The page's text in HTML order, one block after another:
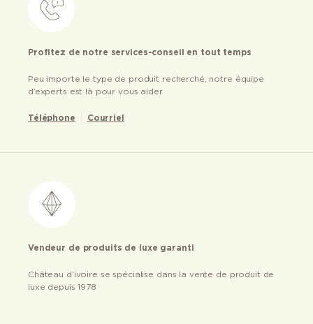
Profitez de notre services-conseil en tout temps
Peu importe le type de produit recherché, notre équipe
d’experts est là pour vous aider
Téléphone Courriel
Vendeur de produits de luxe garanti
Château d’ivoire se spécialise dans la vente de produit de
luxe depuis 1978